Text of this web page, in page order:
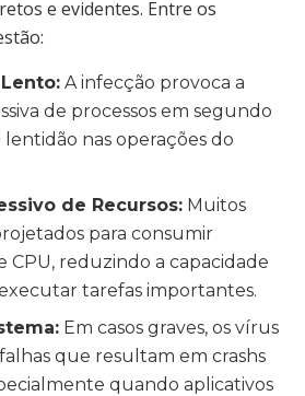
e evidentes. Entre os
A infecção provoca a
de processos em segundo
nas operações do
de Recursos: Muitos
para consumir
CPU, reduzindo a capacidade
tarefas importantes.
Em casos graves, os vírus
que resultam em crashs
quando aplicativos